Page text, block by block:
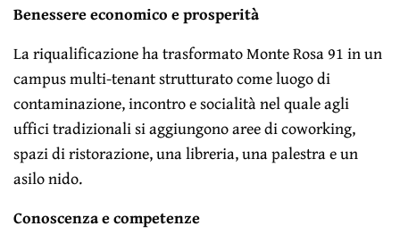
Benessere economico e prosperità
La riqualificazione ha trasformato Monte Rosa 91 in un
campus multi-tenant strutturato come luogo di
contaminazione, incontro e socialità nel quale agli
uffici tradizionali si aggiungono aree di coworking,
spazi di ristorazione, una libreria, una palestra e un
asilo nido.
Conoscenza e competenze